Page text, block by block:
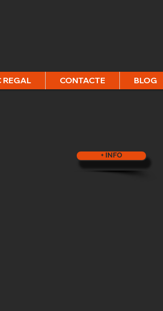
REGAL CONTACTE BLOG
+ INFO